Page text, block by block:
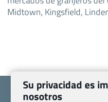
Midtown, Kingsfield,
Su privacidad es
nosotros